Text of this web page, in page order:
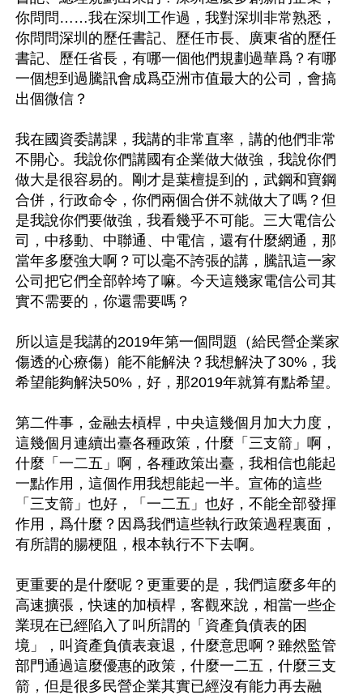
你問問……我在深圳工作過，我對深圳非常熟悉，
你問問深圳的歷任書記、歷任市長、廣東省的歷任
書記、歷任省長，有哪一個他們規劃過華爲？有哪
一個想到過騰訊會成爲亞洲市值最大的公司，會搞
出個微信？
我在國資委講課，我講的非常直率，講的他們非常
不開心。我說你們講國有企業做大做強，我說你們
做大是很容易的。剛才是葉檀提到的，武鋼和寶鋼
合併，行政命令，你們兩個合併不就做大了嗎？但
是我說你們要做強，我看幾乎不可能。三大電信公
司，中移動、中聯通、中電信，還有什麼網通，那
當年多麼強大啊？可以毫不誇張的講，騰訊這一家
公司把它們全部幹垮了嘛。今天這幾家電信公司其
實不需要的，你還需要嗎？
所以這是我講的2019年第一個問題（給民營企業家
傷透的心療傷）能不能解決？我想解決了30%，我
希望能夠解決50%，好，那2019年就算有點希望。
第二件事，金融去槓桿，中央這幾個月加大力度，
這幾個月連續出臺各種政策，什麼「三支箭」啊，
什麼「一二五」啊，各種政策出臺，我相信也能起
一點作用，這個作用我想能起一半。宣佈的這些
「三支箭」也好，「一二五」也好，不能全部發揮
作用，爲什麼？因爲我們這些執行政策過程裏面，
有所謂的腸梗阻，根本執行不下去啊。
更重要的是什麼呢？更重要的是，我們這麼多年的
高速擴張，快速的加槓桿，客觀來說，相當一些企
業現在已經陷入了叫所謂的「資產負債表的困
境」，叫資產負債表衰退，什麼意思啊？雖然監管
部門通過這麼優惠的政策，什麼一二五，什麼三支
箭，但是很多民營企業其實已經沒有能力再去融